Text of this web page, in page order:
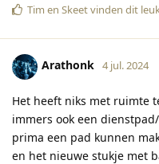
Tim en Skeetvinden dit
Arathonk 4 jul. 2024
Het heeft niks met ruimte
immers ook een
prima een pad kunnen
en het nieuwe stukje met